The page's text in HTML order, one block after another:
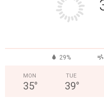
29%
MON
35°
TUE
39°